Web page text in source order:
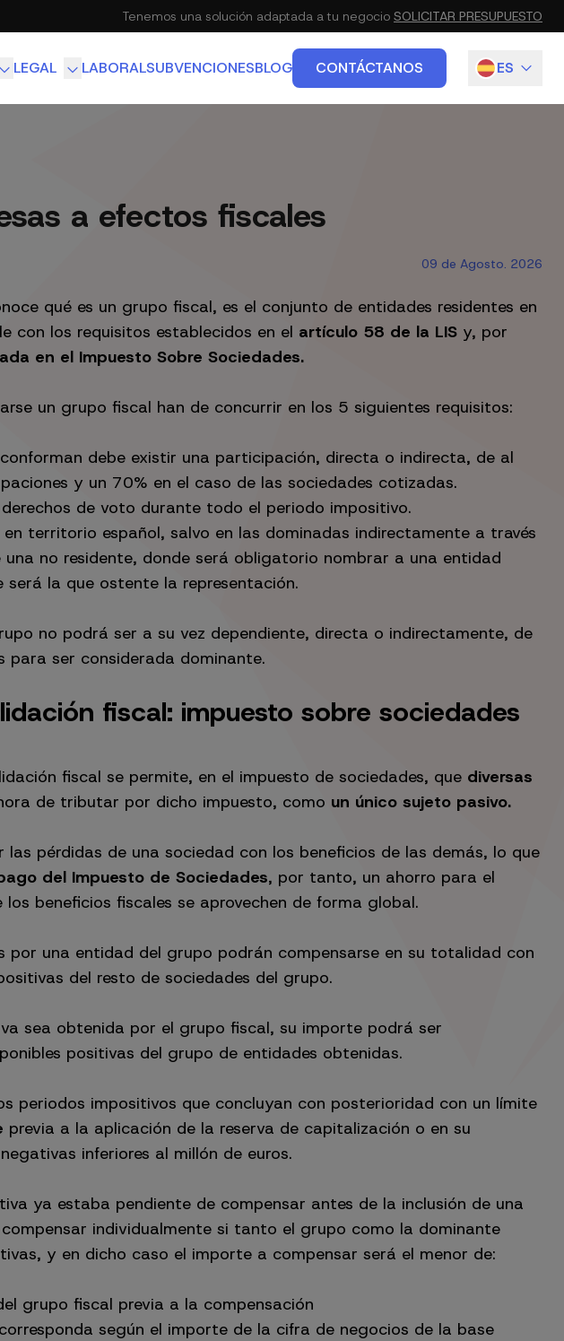
Tenemos una solución adaptada a tu negocio SOLICITAR PRESUPUESTO
LEGAL LABORALSUBVENCIONESBLOG CONTÁCTANOS ES
a efectos fiscales
09 de Agosto. 2026
qué es un grupo fiscal, es el conjunto de entidades residentes en
con los requisitos establecidos en el artículo 58 de la LIS y, por
en el Impuesto Sobre Sociedades.
un grupo fiscal han de concurrir en los 5 siguientes requisitos:
debe existir una participación, directa o indirecta, de al
y un 70% en el caso de las sociedades cotizadas.
de voto durante todo el periodo impositivo.
territorio español, salvo en las dominadas indirectamente a través
una no residente, donde será obligatorio nombrar a una entidad
la que ostente la representación.
no podrá ser a su vez dependiente, directa o indirectamente, de
para ser considerada dominante.
fiscal: impuesto sobre sociedades
fiscal se permite, en el impuesto de sociedades, que diversas
de tributar por dicho impuesto, como un único sujeto pasivo.
las pérdidas de una sociedad con los beneficios de las demás, lo que
del Impuesto de Sociedades, por tanto, un ahorro para el
beneficios fiscales se aprovechen de forma global.
por una entidad del grupo podrán compensarse en su totalidad con
del resto de sociedades del grupo.
sea obtenida por el grupo fiscal, su importe podrá ser
positivas del grupo de entidades obtenidas.
periodos impositivos que concluyan con posterioridad con un límite
previa a la aplicación de la reserva de capitalización o en su
inferiores al millón de euros.
ya estaba pendiente de compensar antes de la inclusión de una
individualmente si tanto el grupo como la dominante
y en dicho caso el importe a compensar será el menor de:
grupo fiscal previa a la compensación
según el importe de la cifra de negocios de la base